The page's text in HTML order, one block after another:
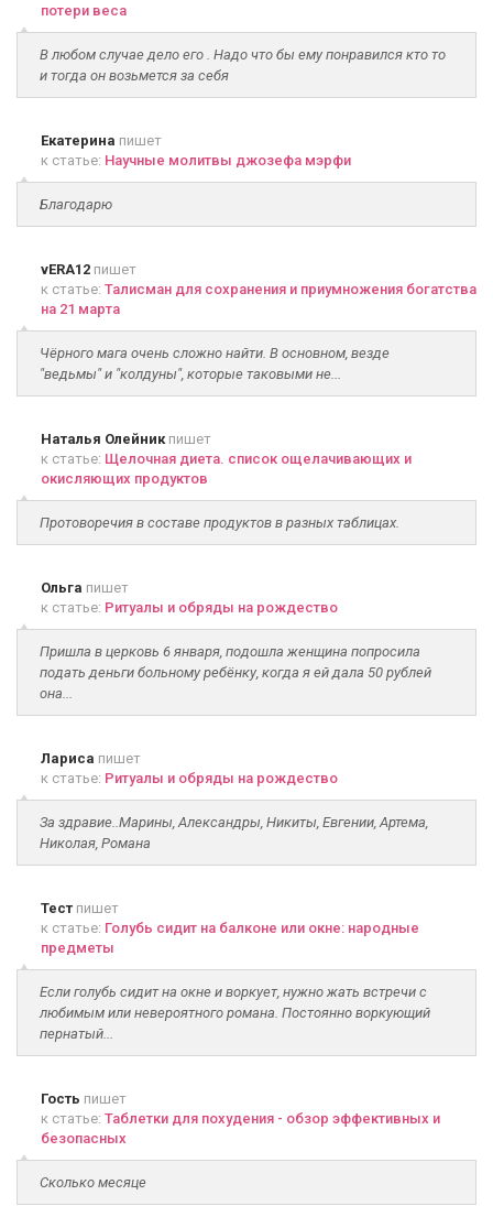
потери веса
В любом случае дело его . Надо что бы ему понравился кто то
и тогда он возьмется за себя
Екатерина пишет
к статье: Научные молитвы джозефа мэрфи
Благодарю
vERA12 пишет
к статье: Талисман для сохранения и приумножения богатства
на 21 марта
Чёрного мага очень сложно найти. В основном, везде
"ведьмы" и "колдуны", которые таковыми не...
Наталья Олейникпишет
к статье: Щелочная диета. список ощелачивающих и
окисляющих продуктов
Протоворечия в составе продуктов в разных таблицах.
Ольга пишет
к статье: Ритуалы и обряды на рождество
Пришла в церковь 6 января, подошла женщина попросила
подать деньги больному ребёнку, когда я ей дала 50 рублей
она...
Лариса пишет
к статье: Ритуалы и обряды на рождество
За здравие..Марины, Александры, Никиты, Евгении, Артема,
Николая, Романа
Тест пишет
к статье: Голубь сидит на балконе или окне: народные
предметы
Если голубь сидит на окне и воркует, нужно жать встречи с
любимым или невероятного романа. Постоянно воркующий
пернатый...
Гость пишет
к статье: Таблетки для похудения - обзор эффективных и
безопасных
Сколько месяце